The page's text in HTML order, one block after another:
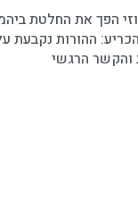
הפך את החלטת
ההורות נקבעת
והקשר הרגשי